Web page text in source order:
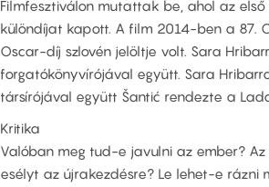
Filmfesztiválon mutattak be, ahol az
különdíjat kapott. A film 2014-ben a 87.
Oscar-díj szlovén jelöltje volt. Sara
forgatókönyvírójával együtt. Sara
társírójával együtt Šantić rendezte a
Kritika
Valóban meg tud-e javulni az ember?
esélyt az újrakezdésre? Le lehet-e rázni